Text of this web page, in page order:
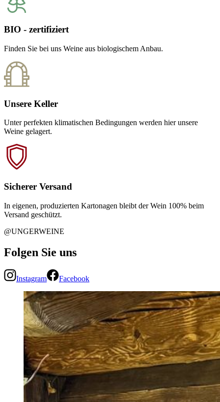
BIO - zertifiziert
Finden Sie bei uns Weine aus biologischem Anbau.
Unsere Keller
Unter perfekten klimatischen Bedingungen werden hier unsere
Weine gelagert.
Sicherer Versand
In eigenen, produzierten Kartonagen bleibt der Wein 100% beim
Versand geschützt.
@UNGERWEINE
Folgen Sie uns
Instagram Facebook